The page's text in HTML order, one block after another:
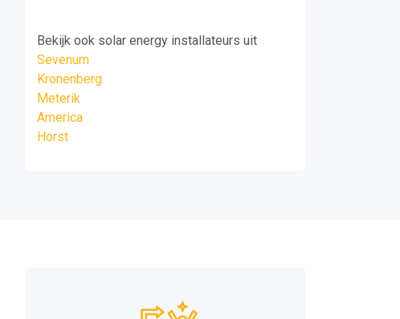
Bekijk ook solar energy installateurs uit
Sevenum
Kronenberg
Meterik
America
Horst